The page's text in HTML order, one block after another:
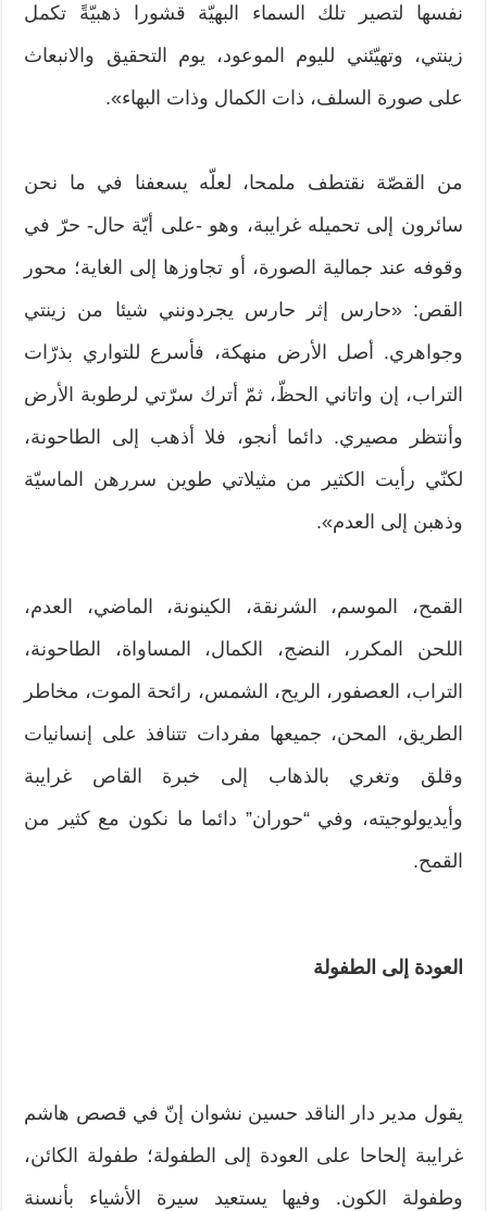
نفسها لتصير تلك السماء البهيّة قشورا ذهبيّةً تكمل
زينتي، وتهيّئني لليوم الموعود، يوم التحقيق والانبعاث
على صورة السلف، ذات الكمال وذات البهاء».
من القصّة نقتطف ملمحا، لعلّه يسعفنا في ما نحن
سائرون إلى تحميله غرايبة، وهو -على أيّة حال- حرّ في
وقوفه عند جمالية الصورة، أو تجاوزها إلى الغاية؛ محور
القص: «حارس إثر حارس يجردونني شيئا من زينتي
وجواهري. أصل الأرض منهكة، فأسرع للتواري بذرّات
التراب، إن واتاني الحظّ، ثمّ أترك سرّتي لرطوبة الأرض
وأنتظر مصيري. دائما أنجو، فلا أذهب إلى الطاحونة،
لكنّي رأيت الكثير من مثيلاتي طوين سررهن الماسيّة
وذهبن إلى العدم».
القمح، الموسم، الشرنقة، الكينونة، الماضي، العدم،
اللحن المكرر، النضج، الكمال، المساواة، الطاحونة،
التراب، العصفور، الريح، الشمس، رائحة الموت، مخاطر
الطريق، المحن، جميعها مفردات تتنافذ على إنسانيات
وقلق وتغري بالذهاب إلى خبرة القاص غرايبة
وأيديولوجيته، وفي “حوران” دائما ما نكون مع كثير من
القمح.
العودة إلى الطفولة
يقول مدير دار الناقد حسين نشوان إنّ في قصص هاشم
غرايبة إلحاحا على العودة إلى الطفولة؛ طفولة الكائن،
وطفولة الكون. وفيها يستعيد سيرة الأشياء بأنسنة